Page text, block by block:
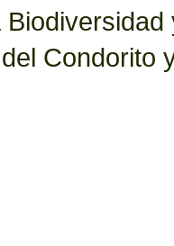
Condorito